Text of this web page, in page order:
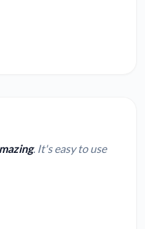
. It's easy to use